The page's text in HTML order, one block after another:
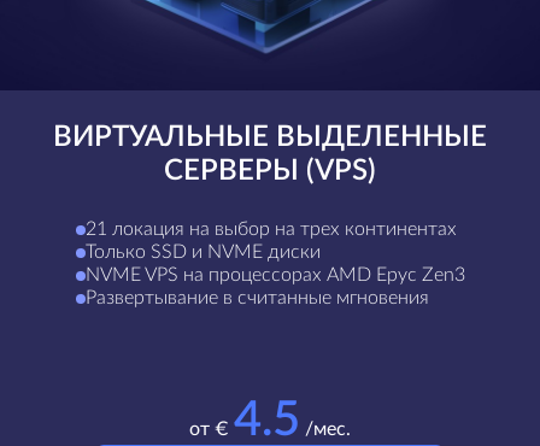
ВИРТУАЛЬНЫЕ ВЫДЕЛЕННЫЕ
СЕРВЕРЫ (VPS)
21 локация на выбор на трех континентах
Только SSD и NVME диски
NVME VPS на процессорах AMD Epyc Zen3
Развертывание в считанные мгновения
от € 4.5 /мес.